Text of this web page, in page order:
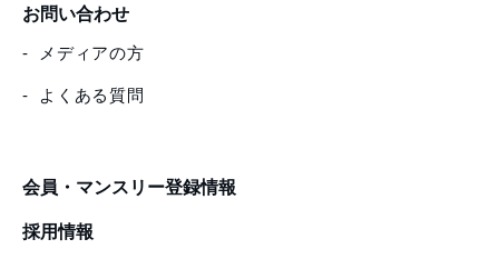
お問い合わせ
メディアの方
よくある質問
会員・マンスリー登録情報
採用情報